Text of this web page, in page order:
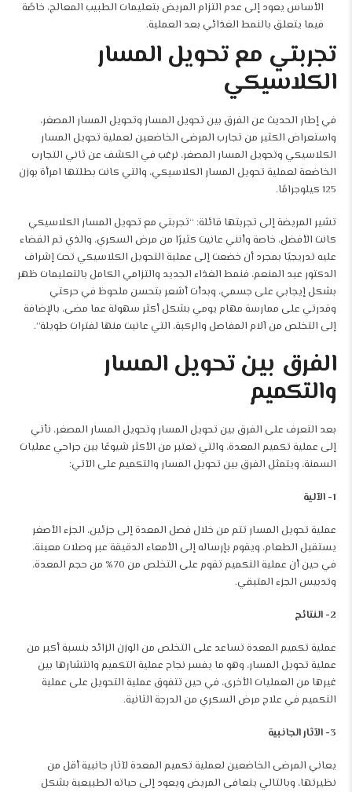
الأساس يعود إلى عدم التزام المريض بتعليمات الطبيب المعالج، خاصًة
فيما يتعلق بالنمط الغذائي بعد العملية.
تجربتي مع تحويل المسار
الكلاسيكي
في إطار الحديث عن الفرق بين تحويل المسار وتحويل المسار المصغر،
واستعراض الكثير من تجارب المرضى الخاضعين لعملية تحويل المسار
الكلاسيكي وتحويل المسار المصغر، نرغب في الكشف عن ثاني التجارب
الخاضعة لعملية تحويل المسار الكلاسيكي، والتي كانت بطلتها امرأة بوزن
125 كيلوجرامًا.
تشير المريضة إلى تجربتها قائلة: “تجربتي مع تحويل المسار الكلاسيكي
كانت الأفضل، خاصة وأنني عانيت كثيرًا من مرض السكري، والذي تم القضاء
عليه تدريجيًا بمجرد أن خضعت إلى عملية التحويل الكلاسيكي تحت إشراف
الدكتور عبد المنعم، فنمط الغذاء الجديد والتزامي الكامل بالتعليمات ظهر
بشكل إيجابي على جسمي، وبدأت أشعر بتحسن ملحوظ في حركتي
وقدرتي على ممارسة مهام يومي بشكل أكثر سهولة عما مضى، بالإضافة
إلى التخلص من آلام المفاصل والركبة، التي عانيت منها لفترات طويلة”.
الفرق بين تحويل المسار
والتكميم
بعد التعرف على الفرق بين تحويل المسار وتحويل المسار المصغر، نأتي
إلى عملية تكميم المعدة، والتي تعتبر من الأكثر شيوعًا بين جراحي عمليات
السمنة، ويتمثل الفرق بين تحويل المسار والتكميم على الآتي:
1- الآلية
عملية تحويل المسار تتم من خلال فصل المعدة إلى جزئين، الجزء الأصغر
يستقبل الطعام، ويقوم بإرساله إلى الأمعاء الدقيقة عبر وصلات معينة،
في حين أن عملية التكميم تقوم على التخلص من 70% من حجم المعدة،
وتدبيس الجزء المتبقي.
2- النتائج
عملية تكميم المعدة تساعد على التخلص من الوزن الزائد بنسبة أكبر من
عملية تحويل المسار، وهو ما يفسر نجاح عملية التكميم وانتشارها بين
غيرها من العمليات الأخرى، في حين تتفوق عملية التحويل على عملية
التكميم في علاج مرض السكري من الدرجة الثانية.
3- الآثار الجانبية
يعاني المرضى الخاضعين لعملية تكميم المعدة لآثار جانبية أقل من
نظيرتها، وبالتالي يتعافى المريض ويعود إلى حياته الطبيعية بشكل